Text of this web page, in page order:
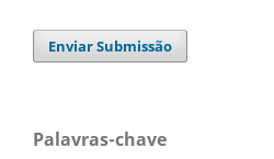
Enviar Submissão
Palavras-chave